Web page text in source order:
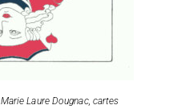
Marie Laure Dougnac, cartes